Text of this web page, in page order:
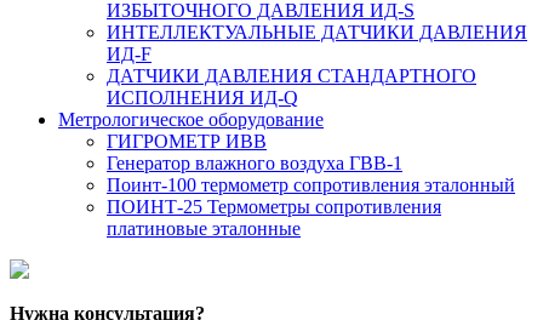
ИЗБЫТОЧНОГО ДАВЛЕНИЯ ИД-S
ИНТЕЛЛЕКТУАЛЬНЫЕ ДАТЧИКИ ДАВЛЕНИЯ
ИД-F
ДАТЧИКИ ДАВЛЕНИЯ СТАНДАРТНОГО
ИСПОЛНЕНИЯ ИД-Q
Метрологическое оборудование
ГИГРОМЕТР ИВВ
Генератор влажного воздуха ГВВ-1
Поинт-100 термометр сопротивления эталонный
ПОИНТ-25 Термометры сопротивления
платиновые эталонные
Нужна консультация?